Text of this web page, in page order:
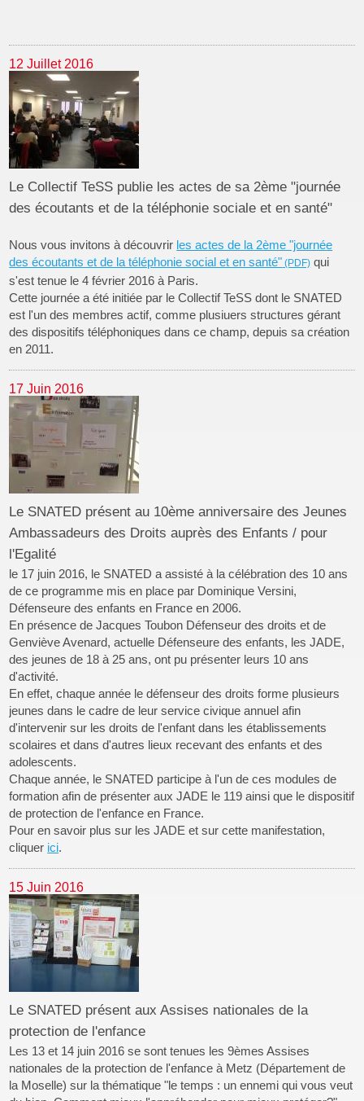
12 Juillet 2016
Le Collectif TeSS publie les actes de sa 2ème "journée
des écoutants et de la téléphonie sociale et en santé"
Nous vous invitons à découvrir les actes de la 2ème "journée
des écoutants et de la téléphonie social et en santé"
qui
s'est tenue le 4 février 2016 à Paris.
Cette journée a été initiée par le Collectif TeSS dont le SNATED
est l'un des membres actif, comme plusiuers structures gérant
des dispositifs téléphoniques dans ce champ, depuis sa création
en 2011.
17 Juin 2016
Le SNATED présent au 10ème anniversaire des Jeunes
Ambassadeurs des Droits auprès des Enfants / pour
l'Egalité
le 17 juin 2016, le SNATED a assisté à la célébration des 10 ans
de ce programme mis en place par Dominique Versini,
Défenseure des enfants en France en 2006.
En présence de Jacques Toubon Défenseur des droits et de
Genviève Avenard, actuelle Défenseure des enfants, les JADE,
des jeunes de 18 à 25 ans, ont pu présenter leurs 10 ans
d'activité.
En effet, chaque année le défenseur des droits forme plusieurs
jeunes dans le cadre de leur service civique annuel afin
d'intervenir sur les droits de l'enfant dans les établissements
scolaires et dans d'autres lieux recevant des enfants et des
adolescents.
Chaque année, le SNATED participe à l'un de ces modules de
formation afin de présenter aux JADE le 119 ainsi que le dispositif
de protection de l'enfance en France.
Pour en savoir plus sur les JADE et sur cette manifestation,
cliquer ici.
15 Juin 2016
Le SNATED présent aux Assises nationales de la
protection de l'enfance
Les 13 et 14 juin 2016 se sont tenues les 9èmes Assises
nationales de la protection de l'enfance à Metz (Département de
la Moselle) sur la thématique "le temps : un ennemi qui vous veut